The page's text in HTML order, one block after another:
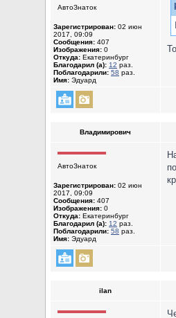
АвтоЗнаток
Зарегистрирован: 02 июн
2017, 09:09
Сообщения: 407
Изображения: 0
Откуда: Екатеринбург
Благодарил (а): 12 раз.
Поблагодарили: 58 раз.
Имя: Эдуард
Владимирович
АвтоЗнаток
Зарегистрирован: 02 июн
2017, 09:09
Сообщения: 407
Изображения: 0
Откуда: Екатеринбург
Благодарил (а): 12 раз.
Поблагодарили: 58 раз.
Имя: Эдуард
ilan